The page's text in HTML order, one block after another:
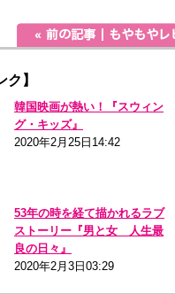
ク】
韓国映画が熱い！『スウィン
グ・キッズ』
2020年2月25日14:42
53年の時を経て描かれるラブ
ストーリー『男と女 人生最
良の日々』
2020年2月3日03:29